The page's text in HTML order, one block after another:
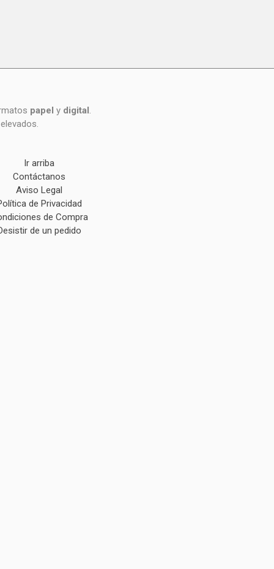
papely digital.
Ir arriba
Contáctanos
Aviso Legal
de Privacidad
de Compra
de un pedido